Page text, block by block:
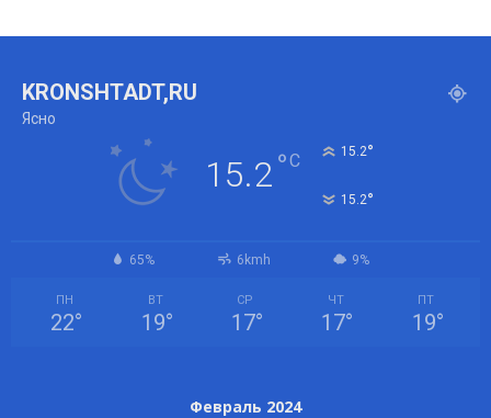
KRONSHTADT,RU
Ясно
15.2°C 15.2°
15.2°
65% 6kmh 9%
ПН
22°
ВТ
19°
СР
17°
ЧТ
17°
ПТ
19°
Февраль 2024